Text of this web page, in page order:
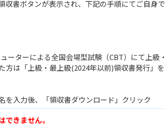
収書ボタンが表示され、下記の手順にてご自身で
ーターによる全国会場型試験（CBT）にて上級・
方は「上級・最上級(2024年以前)領収書発行」を
入力後、「領収書ダウンロード」クリック
できません。